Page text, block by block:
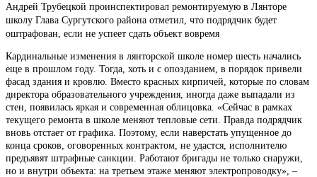
Андрей Трубецкой проинспектировал ремонтируемую в Лянторе
школу Глава Сургутского района отметил, что подрядчик будет
оштрафован, если не успеет сдать объект вовремя
Кардинальные изменения в лянторской школе номер шесть начались
еще в прошлом году. Тогда, хоть и с опозданием, в порядок привели
фасад здания и кровлю. Вместо красных кирпичей, которые по словам
директора образовательного учреждения, иногда даже выпадали из
стен, появилась яркая и современная облицовка. «Сейчас в рамках
текущего ремонта в школе меняют тепловые сети. Правда подрядчик
вновь отстает от графика. Поэтому, если наверстать упущенное до
конца сроков, оговоренных контрактом, не удастся, исполнителю
предъявят штрафные санкции. Работают бригады не только снаружи,
но и внутри объекта: на третьем этаже меняют электропроводку», –